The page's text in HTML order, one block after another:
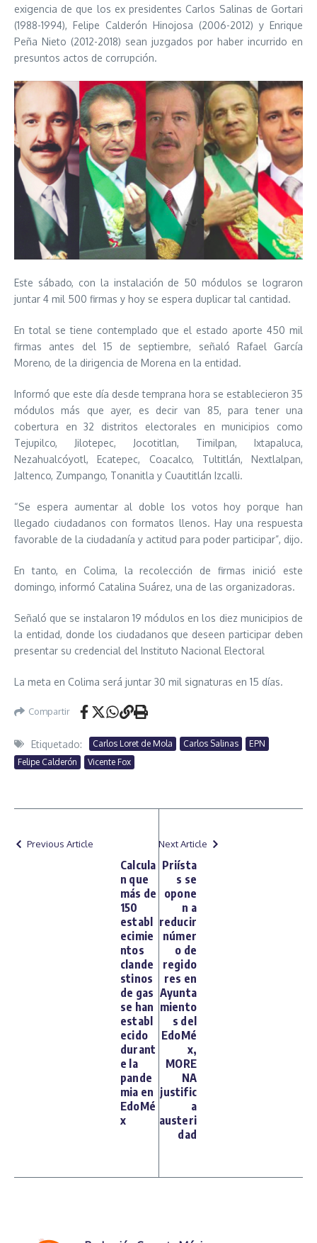
exigencia de que los ex presidentes Carlos Salinas de Gortari
(1988-1994), Felipe Calderón Hinojosa (2006-2012) y Enrique
Peña Nieto (2012-2018) sean juzgados por haber incurrido en
presuntos actos de corrupción.
Este sábado, con la instalación de 50 módulos se lograron
juntar 4 mil 500 firmas y hoy se espera duplicar tal cantidad.
En total se tiene contemplado que el estado aporte 450 mil
firmas antes del 15 de septiembre, señaló Rafael García
Moreno, de la dirigencia de Morena en la entidad.
Informó que este día desde temprana hora se establecieron 35
módulos más que ayer, es decir van 85, para tener una
cobertura en 32 distritos electorales en municipios como
Tejupilco, Jilotepec, Jocotitlan, Timilpan, Ixtapaluca,
Nezahualcóyotl, Ecatepec, Coacalco, Tultitlán, Nextlalpan,
Jaltenco, Zumpango, Tonanitla y Cuautitlán Izcalli.
“Se espera aumentar al doble los votos hoy porque han
llegado ciudadanos con formatos llenos. Hay una respuesta
favorable de la ciudadanía y actitud para poder participar”, dijo.
En tanto, en Colima, la recolección de firmas inició este
domingo, informó Catalina Suárez, una de las organizadoras.
Señaló que se instalaron 19 módulos en los diez municipios de
la entidad, donde los ciudadanos que deseen participar deben
presentar su credencial del Instituto Nacional Electoral
La meta en Colima será juntar 30 mil signaturas en 15 días.
Compartir
Etiquetado: Carlos Loret de Mola Carlos Salinas
EPN
Felipe Calderón
Vicente Fox
Previous Article
Calcula
n que
más de
150
establ
ecimie
ntos
clande
stinos
de gas
se han
establ
ecido
durant
e la
pande
mia en
EdoMé
x
Next Article
Priísta
s se
opone
n a
reducir
númer
o de
regido
res en
Ayunta
miento
s del
EdoMé
x,
MORE
NA
justific
a
austeri
dad